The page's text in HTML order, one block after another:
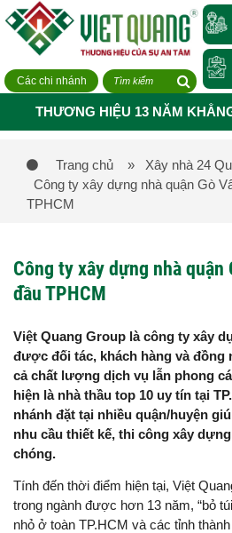
Các chi nhánh
THƯƠNG HIỆU 13 NĂM
Trang chủ » Xây nhà 24
Công ty xây dựng nhà quận Gò
TPHCM
Công ty xây dựng nhà quận
đầu TPHCM
Việt Quang Group là công ty xây
được đối tác, khách hàng và đồng
cả chất lượng dịch vụ lẫn phong
hiện là nhà thầu top 10 uy tín tại
nhánh đặt tại nhiều quận/huyện
nhu cầu thiết kế, thi công xây
chóng.
Tính đến thời điểm hiện tại, Việt
trong ngành được hơn 13 năm, “bỏ
nhỏ ở toàn TP.HCM và các tỉnh